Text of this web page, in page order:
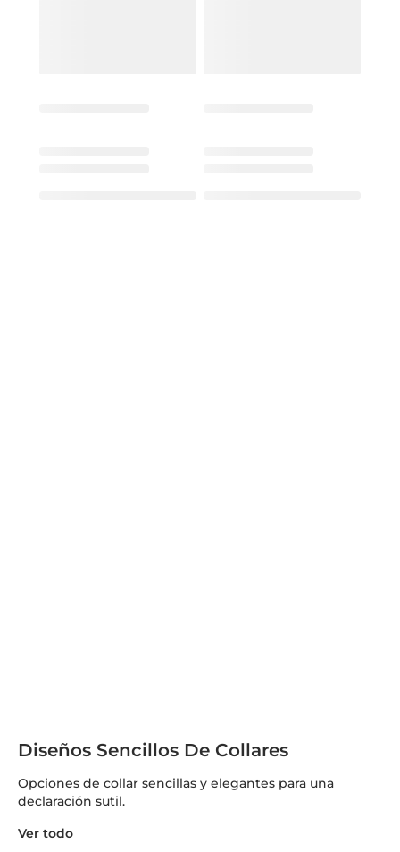
Diseños Sencillos De Collares
Opciones de collar sencillas y elegantes para una
declaración sutil.
Ver todo